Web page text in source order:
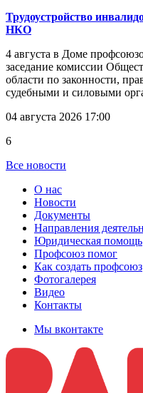
Трудоустройство
НКО
4 августа в Доме
заседание комиссии
области по законности,
судебными и силовыми
04 августа 2026 17:00
6
Все новости
О нас
Новости
Документы
Направления
Юридическая помощь
Профсоюз помог
Как создать профсоюз
Фотогалерея
Видео
Контакты
Мы вконтакте